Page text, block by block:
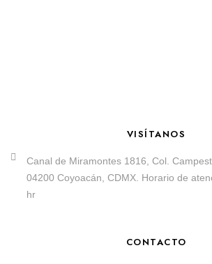
VISÍTANOS
Canal de Miramontes 1816, Col.
04200 Coyoacán, CDMX. Horario de
hr
CONTACTO